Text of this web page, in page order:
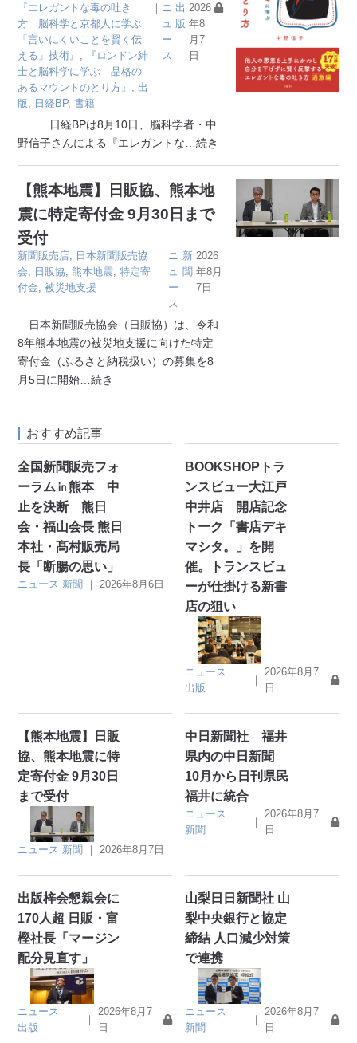
『エレガントな毒の吐き
方 脳科学と京都人に学ぶ
「言いにくいことを賢く伝
える」技術』
『ロンドン紳
士と脳科学に学ぶ 品格の
あるマウントのとり方』
出
版
日経BP,書籍
｜ ニ
ュ
ー
ス
出
版
2026
年8
月7
日
日経BPは8月10日、脳科学者・中
野信子さんによる『エレガントな …続き
【熊本地震】日販協、熊本地
震に特定寄付金 9月30日まで
受付
新聞販売店
日本新聞販売協
会
日販協 熊本地震 ,特定寄
付金 ,被災地支援
｜ ニ
ュ
ー
ス
新
聞
2026
年8月
7日
日本新聞販売協会（日販協）は、令和
8年熊本地震の被災地支援に向けた特定
寄付金（ふるさと納税扱い）の募集を8
月5日に開始 …続き
おすすめ記事
全国新聞販売フォ
ーラム㏌熊本 中
止を決断 熊日
会・福山会長 熊日
本社・髙村販売局
長「断腸の思い」
ニュース 新聞 ｜ 2026年8月6日
BOOKSHOPトラ
ンスビュー大江戸
中井店 開店記念
トーク「書店デキ
マシタ。」を開
催。トランスビュ
ーが仕掛ける新書
店の狙い
ニュース
出版
｜
2026年8月7
日
【熊本地震】日販
協、熊本地震に特
定寄付金 9月30日
まで受付
ニュース 新聞 ｜ 2026年8月7日
中日新聞社 福井
県内の中日新聞
10月から日刊県民
福井に統合
ニュース
新聞
｜
2026年8月7
日
出版梓会懇親会に
170人超 日販・富
樫社長「マージン
配分見直す」
ニュース
出版
｜
2026年8月7
日
山梨日日新聞社 山
梨中央銀行と協定
締結 人口減少対策
で連携
ニュース
新聞
｜
2026年8月7
日